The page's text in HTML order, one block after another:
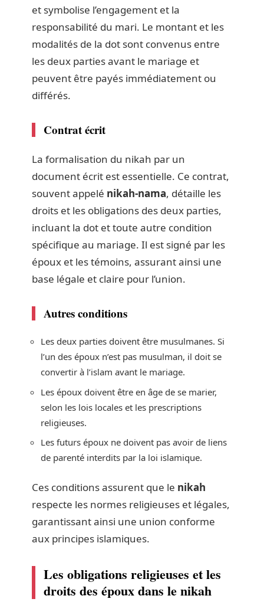
et symbolise l’engagement et la
responsabilité du mari. Le montant et les
modalités de la dot sont convenus entre
les deux parties avant le mariage et
peuvent être payés immédiatement ou
différés.
Contrat écrit
La formalisation du nikah par un
document écrit est essentielle. Ce contrat,
souvent appelé nikah-nama, détaille les
droits et les obligations des deux parties,
incluant la dot et toute autre condition
spécifique au mariage. Il est signé par les
époux et les témoins, assurant ainsi une
base légale et claire pour l’union.
Autres conditions
Les deux parties doivent être musulmanes. Si
l’un des époux n’est pas musulman, il doit se
convertir à l’islam avant le mariage.
Les époux doivent être en âge de se marier,
selon les lois locales et les prescriptions
religieuses.
Les futurs époux ne doivent pas avoir de liens
de parenté interdits par la loi islamique.
Ces conditions assurent que le nikah
respecte les normes religieuses et légales,
garantissant ainsi une union conforme
aux principes islamiques.
Les obligations religieuses et les
droits des époux dans le nikah